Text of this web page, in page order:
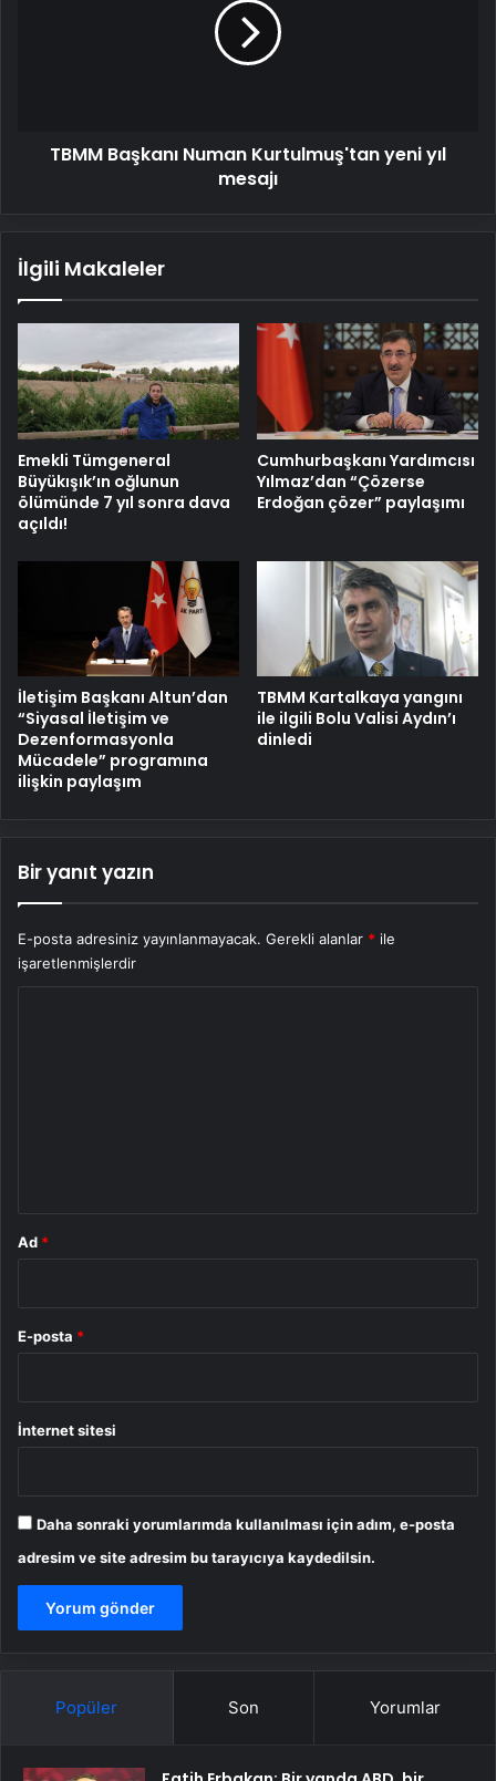
TBMM Başkanı Numan Kurtulmuş'tan yeni yıl
mesajı
İlgili Makaleler
Emekli Tümgeneral
Büyükışık’ın oğlunun
ölümünde 7 yıl sonra dava
açıldı!
Cumhurbaşkanı Yardımcısı
Yılmaz’dan “Çözerse
Erdoğan çözer” paylaşımı
İletişim Başkanı Altun’dan
“Siyasal İletişim ve
Dezenformasyonla
Mücadele” programına
ilişkin paylaşım
TBMM Kartalkaya yangını
ile ilgili Bolu Valisi Aydın’ı
dinledi
Bir yanıt yazın
E-posta adresiniz yayınlanmayacak. Gerekli alanlar * ile
işaretlenmişlerdir
Ad *
E-posta *
İnternet sitesi
Daha sonraki yorumlarımda kullanılması için adım, e-posta
adresim ve site adresim bu tarayıcıya kaydedilsin.
Popüler Son Yorumlar